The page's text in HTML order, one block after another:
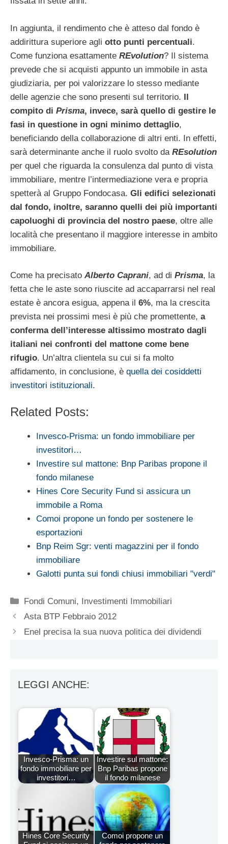
In aggiunta, il rendimento che è atteso dal fondo è
addirittura superiore agli otto punti percentuali.
Come funziona esattamente REvolution? Il sistema
prevede che si acquisti appunto un immobile in asta
giudiziaria, per poi valorizzare lo stesso mediante
delle agenzie che sono presenti sul territorio.
compito di Prisma, invece, sarà quello di gestire le
fasi in questione in ogni minimo dettaglio,
beneficiando della collaborazione di altri enti. In effetti,
sarà determinante anche il ruolo svolto da REsolution
per quel che riguarda la consulenza dal punto di vista
immobiliare, mentre l’intermediazione vera e propria
spetterà al Gruppo Fondocasa. Gli edifici selezionati
dal fondo, inoltre, saranno quelli dei più importanti
capoluoghi di provincia del nostro paese, oltre alle
località che presentano il maggiore interesse in ambito
immobiliare.
Come ha precisato Alberto Caprani, ad di Prisma, la
fetta che le aste sono riuscite ad accaparrarsi nel real
estate è ancora esigua, appena il 6%, ma la crescita
prevista nei prossimi mesi è più che promettente, a
conferma dell’interesse altissimo mostrato dagli
italiani nei confronti del mattone come bene
rifugio. Un’altra clientela su cui si fa molto
affidamento, in conclusione, è quella dei cosiddetti
investitori istituzionali.
Related Posts:
Invesco-Prisma: un fondo immobiliare per
investitori…
Investire sul mattone: Bnp Paribas propone il
fondo milanese
Hines Core Security Fund si assicura un
immobile a Roma
Comoi propone un fondo per sostenere le
esportazioni
Bnp Reim Sgr: venti magazzini per il fondo
immobiliare
Galotti punta sui fondi chiusi immobiliari "verdi"
Categorie
Fondi Comuni, Investimenti Immobiliari
Asta BTP Febbraio 2012
Enel precisa la sua nuova politica dei dividendi
LEGGI ANCHE:
Invesco-Prisma: un
fondo immobiliare per
investitori…
Investire sul mattone:
Bnp Paribas propone
il fondo milanese
Hines Core Security
Comoi propone un